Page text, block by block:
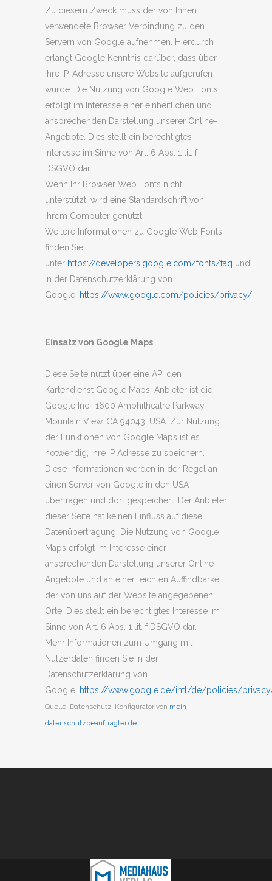
Zu diesem Zweck muss der von Ihnen
verwendete Browser Verbindung zu den
Servern von Google aufnehmen. Hierdurch
erlangt Google Kenntnis darüber, dass über
Ihre IP-Adresse unsere Website aufgerufen
wurde. Die Nutzung von Google Web Fonts
erfolgt im Interesse einer einheitlichen und
ansprechenden Darstellung unserer Online-
Angebote. Dies stellt ein berechtigtes
Interesse im Sinne von Art. 6 Abs. 1 lit. f
DSGVO dar.
Wenn Ihr Browser Web Fonts nicht
unterstützt, wird eine Standardschrift von
Ihrem Computer genutzt.
Weitere Informationen zu Google Web Fonts
finden Sie
unter https://developers.google.com/fonts/faq und
in der Datenschutzerklärung von
Google: https://www.google.com/policies/privacy/
Einsatz von Google Maps
Diese Seite nutzt über eine API den
Kartendienst Google Maps. Anbieter ist die
Google Inc., 1600 Amphitheatre Parkway,
Mountain View, CA 94043, USA. Zur Nutzung
der Funktionen von Google Maps ist es
notwendig, Ihre IP Adresse zu speichern.
Diese Informationen werden in der Regel an
einen Server von Google in den USA
übertragen und dort gespeichert. Der Anbieter
dieser Seite hat keinen Einfluss auf diese
Datenübertragung. Die Nutzung von Google
Maps erfolgt im Interesse einer
ansprechenden Darstellung unserer Online-
Angebote und an einer leichten Auffindbarkeit
der von uns auf der Website angegebenen
Orte. Dies stellt ein berechtigtes Interesse im
Sinne von Art. 6 Abs. 1 lit. f DSGVO dar.
Mehr Informationen zum Umgang mit
Nutzerdaten finden Sie in der
Datenschutzerklärung von
Google: https://www.google.de/intl/de/policies/
Quelle: Datenschutz-Konfigurator von mein-
datenschutzbeauftragter.de